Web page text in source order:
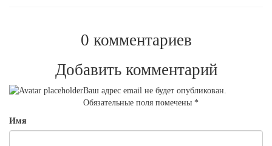
0 комментариев
Добавить комментарий
Ваш адрес email не будет опубликован.
Обязательные поля помечены *
Имя